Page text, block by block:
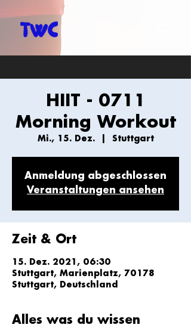
HIIT - 0711
Morning Workout
Mi., 15. Dez.
  |
Stuttgart
Anmeldung abgeschlossen
Veranstaltungen ansehen
Zeit & Ort
15. Dez. 2021, 06:30
Stuttgart, Marienplatz, 70178
Stuttgart, Deutschland
Alles was du wissen